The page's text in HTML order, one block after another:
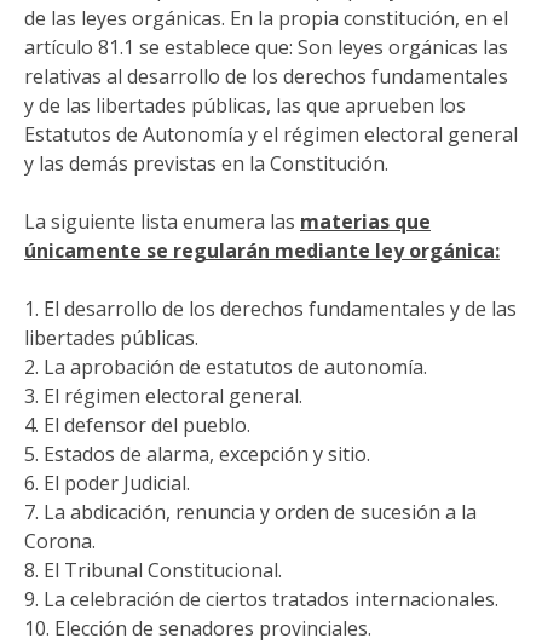
de las leyes orgánicas. En la propia constitución, en el
artículo 81.1 se establece que: Son leyes orgánicas las
relativas al desarrollo de los derechos fundamentales
y de las libertades públicas, las que aprueben los
Estatutos de Autonomía y el régimen electoral general
y las demás previstas en la Constitución.
La siguiente lista enumera las materias que
únicamente se regularán mediante ley orgánica:
1. El desarrollo de los derechos fundamentales y de las
libertades públicas.
2. La aprobación de estatutos de autonomía.
3. El régimen electoral general.
4. El defensor del pueblo.
5. Estados de alarma, excepción y sitio.
6. El poder Judicial.
7. La abdicación, renuncia y orden de sucesión a la
Corona.
8. El Tribunal Constitucional.
9. La celebración de ciertos tratados internacionales.
10. Elección de senadores provinciales.